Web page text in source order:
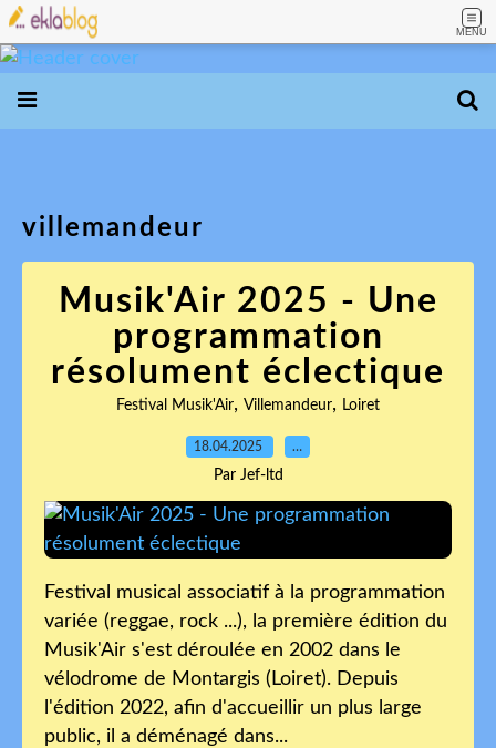
MENU
villemandeur
Musik'Air 2025 - Une
programmation
résolument éclectique
Festival Musik'Air, Villemandeur, Loiret
18.04.2025 …
Par Jef-ltd
Festival musical associatif à la programmation
variée (reggae, rock ...), la première édition du
Musik'Air s'est déroulée en 2002 dans le
vélodrome de Montargis (Loiret). Depuis
l'édition 2022, afin d'accueillir un plus large
public, il a déménagé dans...